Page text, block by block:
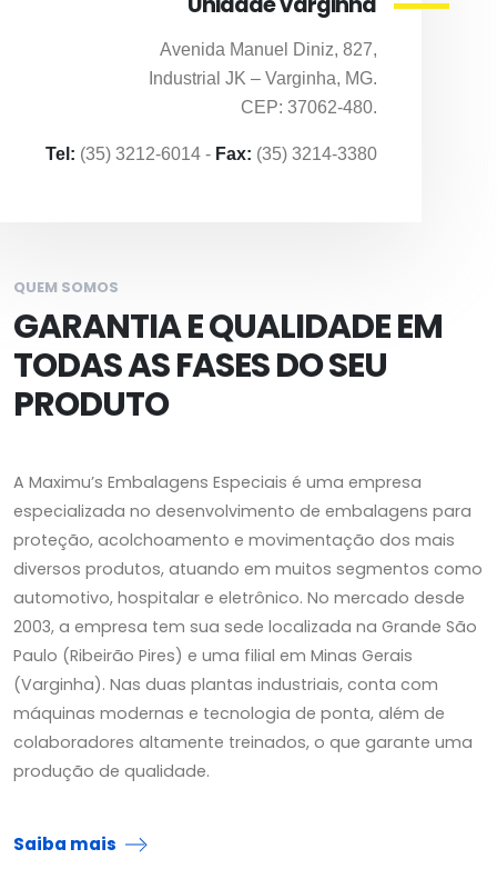
Avenida Manuel Diniz, 827,
Industrial JK – Varginha, MG.
CEP: 37062-480.
Tel: (35) 3212-6014 - Fax: (35) 3214-3380
QUEM SOMOS
GARANTIA E QUALIDADE EM
TODAS AS FASES DO SEU
PRODUTO
A Maximu’s Embalagens Especiais é uma empresa
especializada no desenvolvimento de embalagens para
proteção, acolchoamento e movimentação dos mais
diversos produtos, atuando em muitos segmentos como
automotivo, hospitalar e eletrônico. No mercado desde
2003, a empresa tem sua sede localizada na Grande São
Paulo (Ribeirão Pires) e uma filial em Minas Gerais
(Varginha). Nas duas plantas industriais, conta com
máquinas modernas e tecnologia de ponta, além de
colaboradores altamente treinados, o que garante uma
produção de qualidade.
Saiba mais